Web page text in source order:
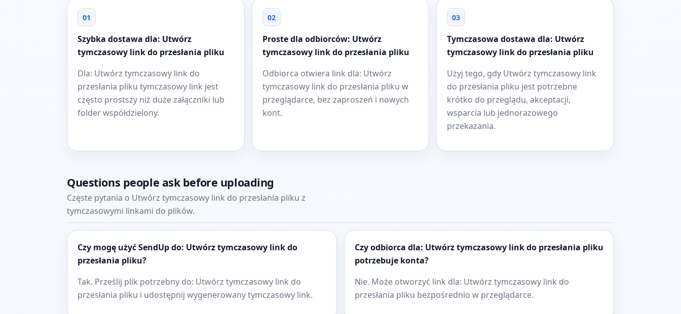
01
Szybka dostawa dla: Utwórz
tymczasowy link do przesłania pliku
Dla: Utwórz tymczasowy link do
przesłania pliku tymczasowy link jest
często prostszy niż duże załączniki lub
folder współdzielony.
02
Proste dla odbiorców: Utwórz
tymczasowy link do przesłania pliku
Odbiorca otwiera link dla: Utwórz
tymczasowy link do przesłania pliku w
przeglądarce, bez zaproszeń i nowych
kont.
03
Tymczasowa dostawa dla: Utwórz
tymczasowy link do przesłania pliku
Użyj tego, gdy Utwórz tymczasowy link
do przesłania pliku jest potrzebne
krótko do przeglądu, akceptacji,
wsparcia lub jednorazowego
przekazania.
Questions people ask before uploading
Częste pytania o Utwórz tymczasowy link do przesłania pliku z
tymczasowymi linkami do plików.
Czy mogę użyć SendUp do: Utwórz tymczasowy link do
przesłania pliku?
Tak. Prześlij plik potrzebny do: Utwórz tymczasowy link do
przesłania pliku i udostępnij wygenerowany tymczasowy link.
Czy odbiorca dla: Utwórz tymczasowy link do przesłania pliku
potrzebuje konta?
Nie. Może otworzyć link dla: Utwórz tymczasowy link do
przesłania pliku bezpośrednio w przeglądarce.